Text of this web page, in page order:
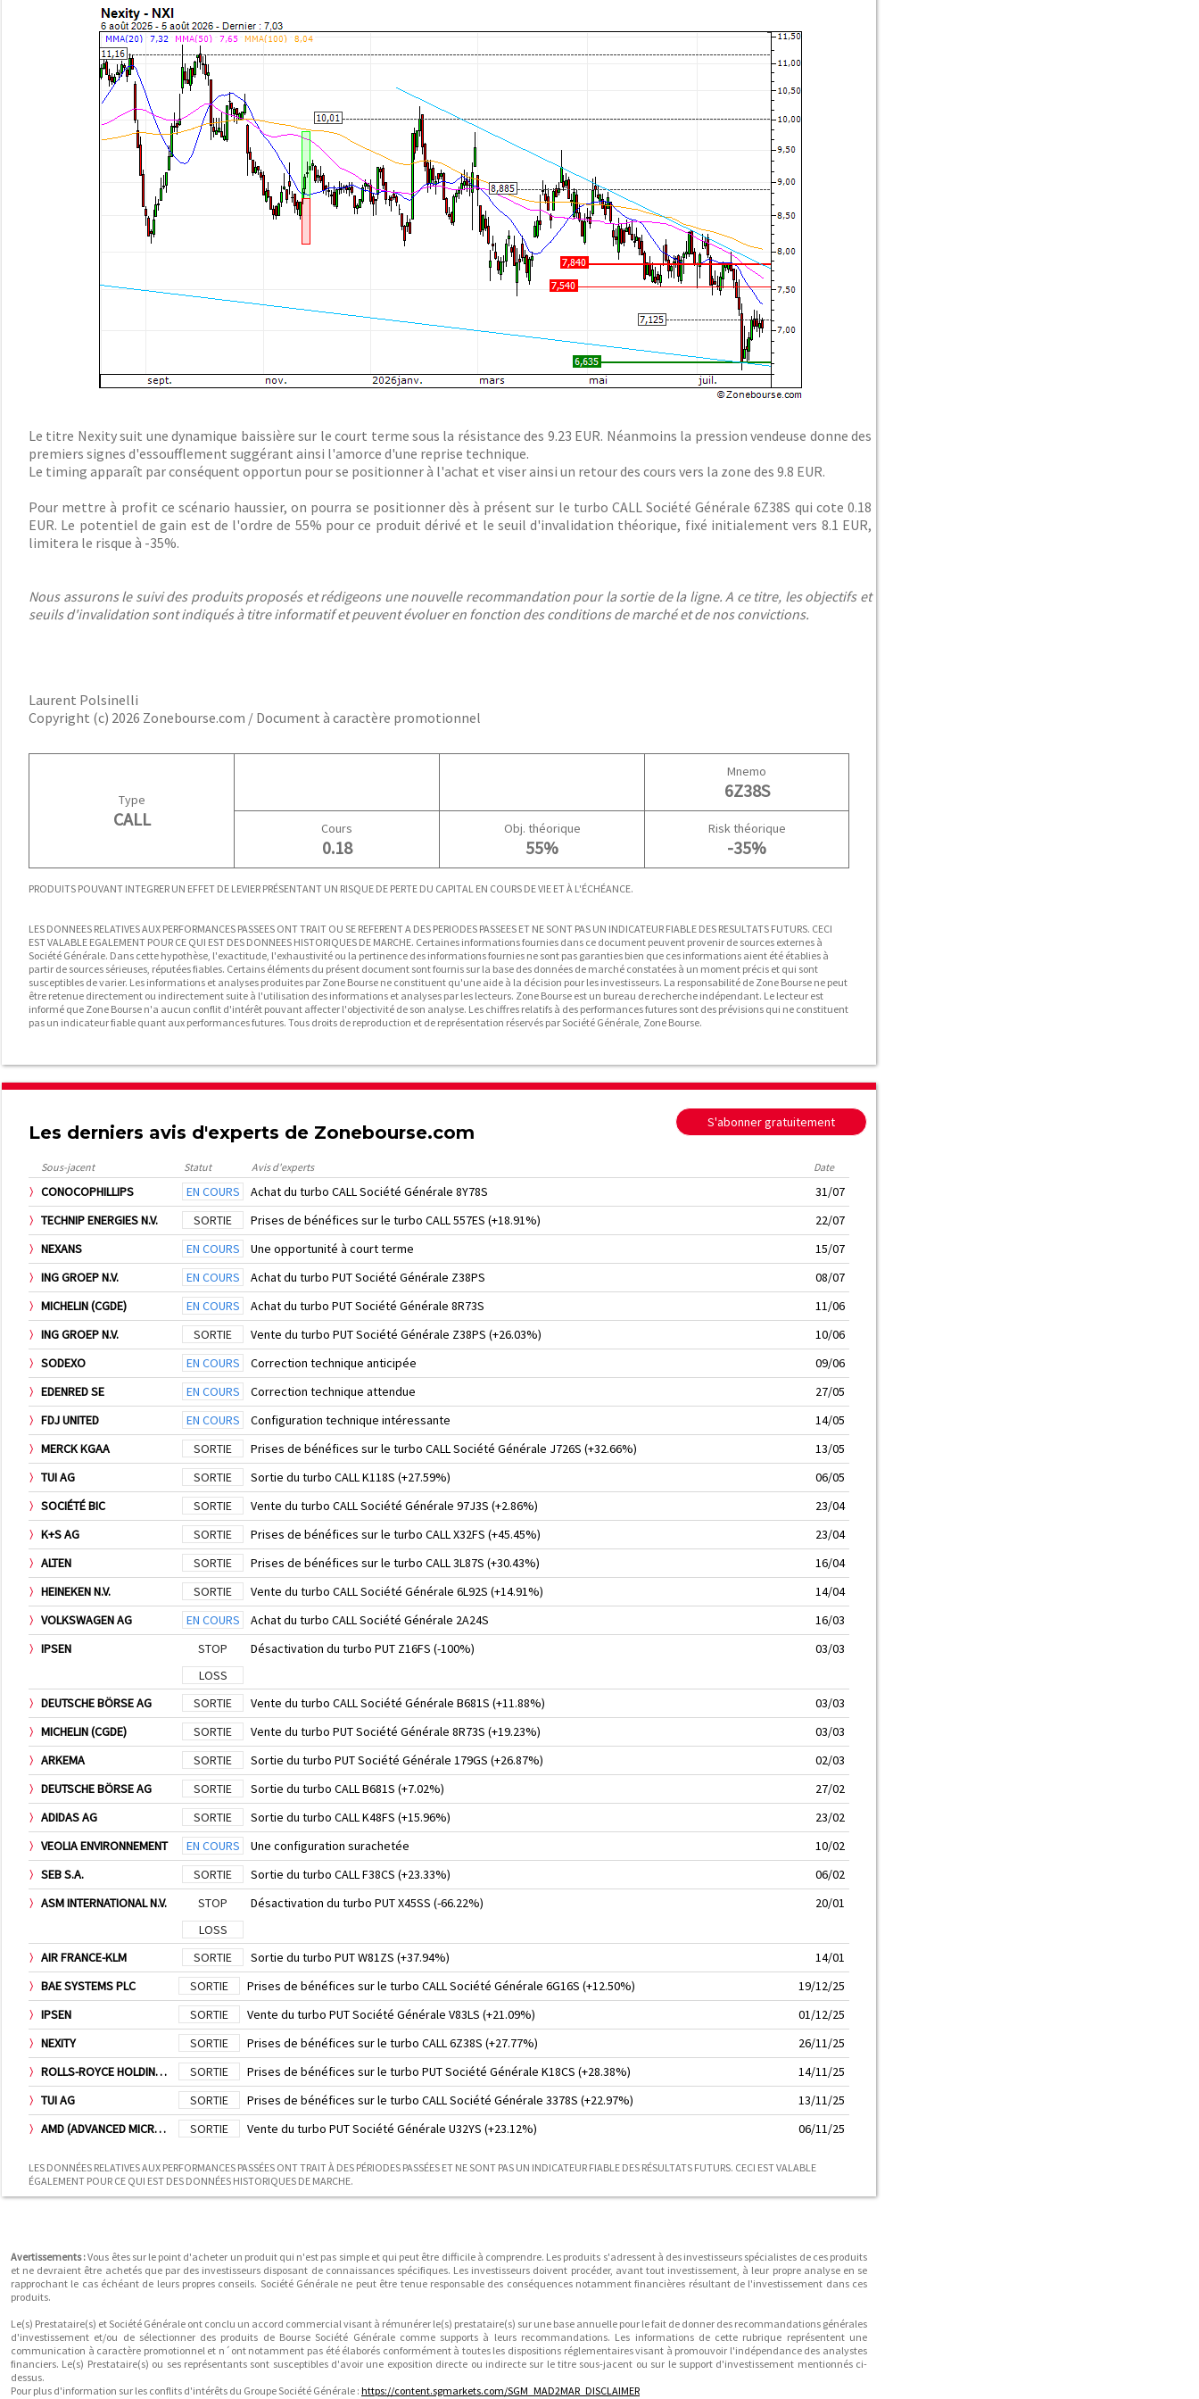
Le titre Nexity suit une dynamique baissière sur le court terme sous la résistance des 9.23 EUR. Néanmoins la pression vendeuse donne des
premiers signes d'essoufflement suggérant ainsi l'amorce d'une reprise technique.
Le timing apparaît par conséquent opportun pour se positionner à l'achat et viser ainsi un retour des cours vers la zone des 9.8 EUR.
Pour mettre à profit ce scénario haussier, on pourra se positionner dès à présent sur le turbo CALL Société Générale 6Z38S qui cote 0.18
EUR. Le potentiel de gain est de l'ordre de 55% pour ce produit dérivé et le seuil d'invalidation théorique, fixé initialement vers 8.1 EUR,
limitera le risque à -35%.
Nous assurons le suivi des produits proposés et rédigeons une nouvelle recommandation pour la sortie de la ligne. A ce titre, les objectifs et
seuils d'invalidation sont indiqués à titre informatif et peuvent évoluer en fonction des conditions de marché et de nos convictions.
Laurent Polsinelli
Copyright (c) 2026 Zonebourse.com / Document à caractère promotionnel
Type
CALL
Mnemo
6Z38S
Cours
0.18
Obj. théorique
55%
Risk théorique
-35%
PRODUITS POUVANT INTEGRER UN EFFET DE LEVIER PRÉSENTANT UN RISQUE DE PERTE DU CAPITAL EN COURS DE VIE ET À L'ÉCHÉANCE.
LES DONNEES RELATIVES AUX PERFORMANCES PASSEES ONT TRAIT OU SE REFERENT A DES PERIODES PASSEES ET NE SONT PAS UN INDICATEUR FIABLE DES RESULTATS FUTURS. CECI
EST VALABLE EGALEMENT POUR CE QUI EST DES DONNEES HISTORIQUES DE MARCHE. Certaines informations fournies dans ce document peuvent provenir de sources externes à
Société Générale. Dans cette hypothèse, l'exactitude, l'exhaustivité ou la pertinence des informations fournies ne sont pas garanties bien que ces informations aient été établies à
partir de sources sérieuses, réputées fiables. Certains éléments du présent document sont fournis sur la base des données de marché constatées à un moment précis et qui sont
susceptibles de varier. Les informations et analyses produites par Zone Bourse ne constituent qu'une aide à la décision pour les investisseurs. La responsabilité de Zone Bourse ne peut
être retenue directement ou indirectement suite à l'utilisation des informations et analyses par les lecteurs. Zone Bourse est un bureau de recherche indépendant. Le lecteur est
informé que Zone Bourse n'a aucun conflit d'intérêt pouvant affecter l'objectivité de son analyse. Les chiffres relatifs à des performances futures sont des prévisions qui ne constituent
pas un indicateur fiable quant aux performances futures. Tous droits de reproduction et de représentation réservés par Société Générale, Zone Bourse.
S'abonner gratuitement
Les derniers avis d'experts de Zonebourse.com
Sous-jacent Statut Avis d'experts Date
CONOCOPHILLIPS EN COURS Achat du turbo CALL Société Générale 8Y78S
31/07
TECHNIP ENERGIES N.V.
SORTIE Prises de bénéfices sur le turbo CALL 557ES (+18.91%)
22/07
NEXANS
EN COURS Une opportunité à court terme
15/07
ING GROEP N.V.
EN COURS Achat du turbo PUT Société Générale Z38PS
08/07
MICHELIN (CGDE)
EN COURS Achat du turbo PUT Société Générale 8R73S
11/06
ING GROEP N.V.
SORTIE Vente du turbo PUT Société Générale Z38PS (+26.03%)
10/06
SODEXO
EN COURS Correction technique anticipée
09/06
EDENRED SE
EN COURS Correction technique attendue
27/05
FDJ UNITED
EN COURS Configuration technique intéressante
14/05
MERCK KGAA
SORTIE Prises de bénéfices sur le turbo CALL Société Générale J726S (+32.66%)
13/05
TUI AG
SORTIE Sortie du turbo CALL K118S (+27.59%)
06/05
SOCIÉTÉ BIC
SORTIE Vente du turbo CALL Société Générale 97J3S (+2.86%)
23/04
K+S AG
SORTIE Prises de bénéfices sur le turbo CALL X32FS (+45.45%)
23/04
ALTEN
SORTIE Prises de bénéfices sur le turbo CALL 3L87S (+30.43%)
16/04
HEINEKEN N.V.
SORTIE Vente du turbo CALL Société Générale 6L92S (+14.91%)
14/04
VOLKSWAGEN AG
EN COURS Achat du turbo CALL Société Générale 2A24S
16/03
IPSEN
STOP
LOSS
Désactivation du turbo PUT Z16FS (-100%) 03/03
DEUTSCHE BÖRSE AG SORTIE Vente du turbo CALL Société Générale B681S (+11.88%)
03/03
MICHELIN (CGDE)
SORTIE Vente du turbo PUT Société Générale 8R73S (+19.23%)
03/03
ARKEMA
SORTIE Sortie du turbo PUT Société Générale 179GS (+26.87%)
02/03
DEUTSCHE BÖRSE AG
SORTIE Sortie du turbo CALL B681S (+7.02%)
27/02
ADIDAS AG
SORTIE Sortie du turbo CALL K48FS (+15.96%)
23/02
VEOLIA ENVIRONNEMENT
EN COURS Une configuration surachetée
10/02
SEB S.A.
SORTIE Sortie du turbo CALL F38CS (+23.33%)
06/02
ASM INTERNATIONAL N.V.
STOP
LOSS
Désactivation du turbo PUT X45SS (-66.22%) 20/01
AIR FRANCE-KLM SORTIE Sortie du turbo PUT W81ZS (+37.94%)
14/01
BAE SYSTEMS PLC
SORTIE Prises de bénéfices sur le turbo CALL Société Générale 6G16S (+12.50%)
19/12/25
IPSEN
SORTIE Vente du turbo PUT Société Générale V83LS (+21.09%)
01/12/25
NEXITY
SORTIE Prises de bénéfices sur le turbo CALL 6Z38S (+27.77%)
26/11/25
ROLLS-ROYCE HOLDINGS PLC
SORTIE Prises de bénéfices sur le turbo PUT Société Générale K18CS (+28.38%)
14/11/25
TUI AG
SORTIE Prises de bénéfices sur le turbo CALL Société Générale 3378S (+22.97%)
13/11/25
AMD (ADVANCED MICRO DEVICES)
SORTIE Vente du turbo PUT Société Générale U32YS (+23.12%) 06/11/25
LES DONNÉES RELATIVES AUX PERFORMANCES PASSÉES ONT TRAIT À DES PÉRIODES PASSÉES ET NE SONT PAS UN INDICATEUR FIABLE DES RÉSULTATS FUTURS. CECI EST VALABLE
ÉGALEMENT POUR CE QUI EST DES DONNÉES HISTORIQUES DE MARCHE.
Avertissements :Vous êtes sur le point d'acheter un produit qui n'est pas simple et qui peut être difficile à comprendre. Les produits s'adressent à des investisseurs spécialistes de ces produits
et ne devraient être achetés que par des investisseurs disposant de connaissances spécifiques. Les investisseurs doivent procéder, avant tout investissement, à leur propre analyse en se
rapprochant le cas échéant de leurs propres conseils. Société Générale ne peut être tenue responsable des conséquences notamment financières résultant de l'investissement dans ces
produits.
Le(s) Prestataire(s) et Société Générale ont conclu un accord commercial visant à rémunérer le(s) prestataire(s) sur une base annuelle pour le fait de donner des recommandations générales
d'investissement et/ou de sélectionner des produits de Bourse Société Générale comme supports à leurs recommandations. Les informations de cette rubrique représentent une
communication à caractère promotionnel et n´ont notamment pas été élaborés conformément à toutes les dispositions réglementaires visant à promouvoir l'indépendance des analystes
financiers. Le(s) Prestataire(s) ou ses représentants sont susceptibles d'avoir une exposition directe ou indirecte sur le titre sous-jacent ou sur le support d'investissement mentionnés ci-
dessus.
Pour plus d'information sur les conflits d'intérêts du Groupe Société Générale : https://content.sgmarkets.com/SGM_MAD2MAR_DISCLAIMER